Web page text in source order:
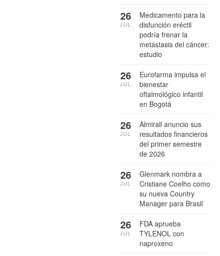
Medicamento para la
disfunción eréctil
podría frenar la
metástasis del cáncer:
estudio
26
JUL
Eurofarma impulsa el
bienestar
oftalmológico infantil
en Bogotá
26
JUL
Almirall anuncio sus
resultados financieros
del primer semestre
de 2026
26
JUL
Glenmark nombra a
Cristiane Coelho como
su nueva Country
Manager para Brasil
26
JUL
FDA aprueba
TYLENOL con
naproxeno
26
JUL